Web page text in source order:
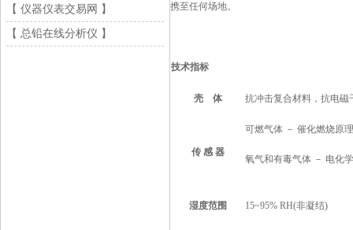
【 仪器仪表交易网 】
【 总铅在线分析仪 】
携至任何场地。
技术指标
壳 体 抗冲击复合材料，抗电磁
传 感 器
可燃气体 － 催化燃烧原理
氧气和有毒气体 － 电化
湿度范围 15~95% RH(非凝结)